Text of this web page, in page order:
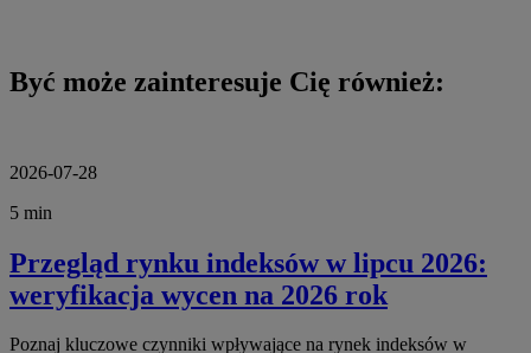
Być może zainteresuje Cię również:
2026-07-28
5 min
Przegląd rynku indeksów w lipcu 2026:
weryfikacja wycen na 2026 rok
Poznaj kluczowe czynniki wpływające na rynek indeksów w